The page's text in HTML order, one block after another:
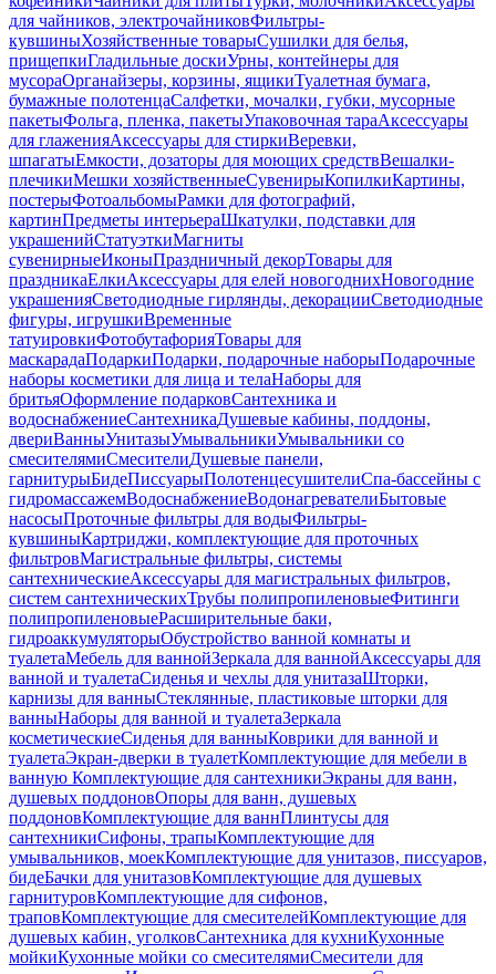
для чайников, электрочайниковФильтры-
кувшиныХозяйственные товарыСушилки для белья,
прищепкиГладильные доскиУрны, контейнеры для
мусораОрганайзеры, корзины, ящикиТуалетная бумага,
бумажные полотенцаСалфетки, мочалки, губки, мусорные
пакетыФольга, пленка, пакетыУпаковочная тараАксессуары
для глаженияАксессуары для стиркиВеревки,
шпагатыЕмкости, дозаторы для моющих средствВешалки-
плечикиМешки хозяйственныеСувенирыКопилкиКартины,
постерыФотоальбомыРамки для фотографий,
картинПредметы интерьераШкатулки, подставки для
украшенийСтатуэткиМагниты
сувенирныеИконыПраздничный декорТовары для
праздникаЕлкиАксессуары для елей новогоднихНовогодние
украшенияСветодиодные гирлянды, декорацииСветодиодные
фигуры, игрушкиВременные
татуировкиФотобутафорияТовары для
маскарадаПодаркиПодарки, подарочные наборыПодарочные
наборы косметики для лица и телаНаборы для
бритьяОформление подарковСантехника и
водоснабжениеСантехникаДушевые кабины, поддоны,
двериВанныУнитазыУмывальникиУмывальники со
смесителямиСмесителиДушевые панели,
гарнитурыБидеПиссуарыПолотенцесушителиСпа-бассейны с
гидромассажемВодоснабжениеВодонагревателиБытовые
насосыПроточные фильтры для водыФильтры-
кувшиныКартриджи, комплектующие для проточных
фильтровМагистральные фильтры, системы
сантехническиеАксессуары для магистральных фильтров,
систем сантехническихТрубы полипропиленовыеФитинги
полипропиленовыеРасширительные баки,
гидроаккумуляторыОбустройство ванной комнаты и
туалетаМебель для ваннойЗеркала для ваннойАксессуары для
ванной и туалетаСиденья и чехлы для унитазаШторки,
карнизы для ванныСтеклянные, пластиковые шторки для
ванныНаборы для ванной и туалетаЗеркала
косметическиеСиденья для ванныКоврики для ванной и
туалетаЭкран-дверки в туалетКомплектующие для мебели в
ванную Комплектующие для сантехникиЭкраны для ванн,
душевых поддоновОпоры для ванн, душевых
поддоновКомплектующие для ваннПлинтусы для
сантехникиСифоны, трапыКомплектующие для
умывальников, моекКомплектующие для унитазов, писсуаров,
бидеБачки для унитазовКомплектующие для душевых
гарнитуровКомплектующие для сифонов,
траповКомплектующие для смесителейКомплектующие для
душевых кабин, уголковСантехника для кухниКухонные
мойкиКухонные мойки со смесителямиСмесители для